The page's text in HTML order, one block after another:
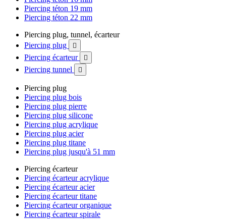
Piercing téton 19 mm
Piercing téton 22 mm
Piercing plug, tunnel, écarteur
Piercing plug

Piercing écarteur 
Piercing tunnel 
Piercing plug
Piercing plug bois
Piercing plug pierre
Piercing plug silicone
Piercing plug acrylique
Piercing plug acier
Piercing plug titane
Piercing plug jusqu'à 51 mm
Piercing écarteur
Piercing écarteur acrylique
Piercing écarteur acier
Piercing écarteur titane
Piercing écarteur organique
Piercing écarteur spirale